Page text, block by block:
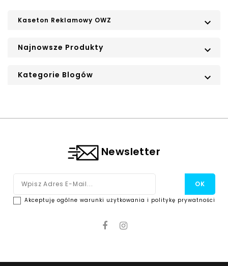
Kaseton Reklamowy OWZ 
Najnowsze Produkty 
Kategorie Blogów 
Newsletter
Akceptuję ogólne warunki użytkowania i politykę prywatności